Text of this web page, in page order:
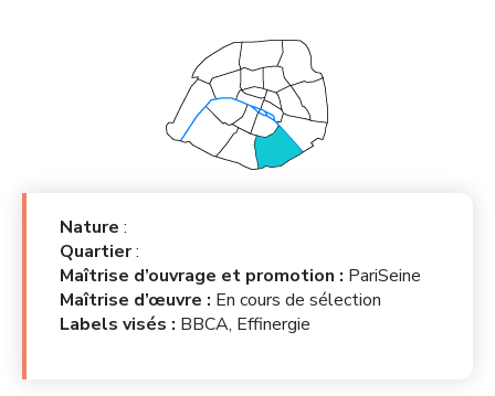
Nature :
Quartier:
Maîtrise d’ouvrage et promotion : PariSeine
Maîtrise d’œuvre : En cours de sélection
Labels visés : BBCA, Effinergie